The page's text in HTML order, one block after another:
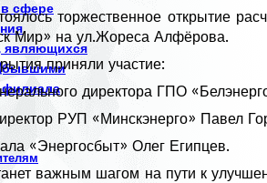
сфере
являющихся
филиала
торжественное открытие
Мир» на ул.Жореса Алфёрова.
приняли участие:
директора ГПО
РУП «Минскэнерго» Павел
«Энергосбыт» Олег Египцев.
важным шагом на пути к